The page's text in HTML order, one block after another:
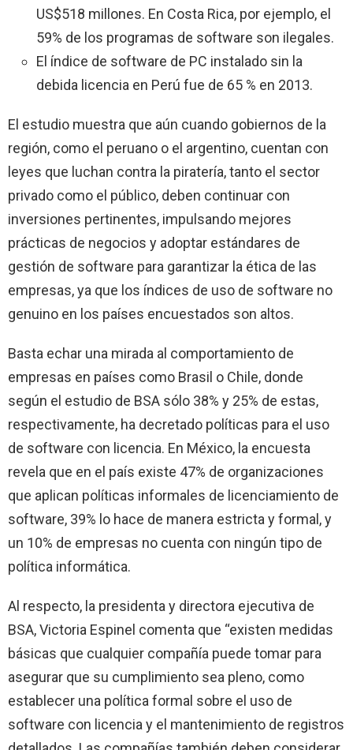
US$518 millones. En Costa Rica, por ejemplo, el
59% de los programas de software son ilegales.
El índice de software de PC instalado sin la
debida licencia en Perú fue de 65 % en 2013.
El estudio muestra que aún cuando gobiernos de la
región, como el peruano o el argentino, cuentan con
leyes que luchan contra la piratería, tanto el sector
privado como el público, deben continuar con
inversiones pertinentes, impulsando mejores
prácticas de negocios y adoptar estándares de
gestión de software para garantizar la ética de las
empresas, ya que los índices de uso de software no
genuino en los países encuestados son altos.
Basta echar una mirada al comportamiento de
empresas en países como Brasil o Chile, donde
según el estudio de BSA sólo 38% y 25% de estas,
respectivamente, ha decretado políticas para el uso
de software con licencia. En México, la encuesta
revela que en el país existe 47% de organizaciones
que aplican políticas informales de licenciamiento de
software, 39% lo hace de manera estricta y formal, y
un 10% de empresas no cuenta con ningún tipo de
política informática.
Al respecto, la presidenta y directora ejecutiva de
BSA, Victoria Espinel comenta que “existen medidas
básicas que cualquier compañía puede tomar para
asegurar que su cumplimiento sea pleno, como
establecer una política formal sobre el uso de
software con licencia y el mantenimiento de registros